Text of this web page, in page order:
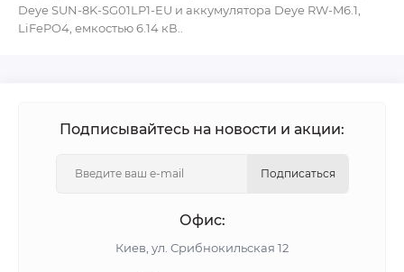
Deye SUN-8K-SG01LP1-EU и аккумулятора Deye RW-M6.1,
LiFePO4, емкостью 6.14 кВ..
Подписывайтесь на новости и акции:
Подписаться
Офис:
Киев, ул. Срибнокильская 12